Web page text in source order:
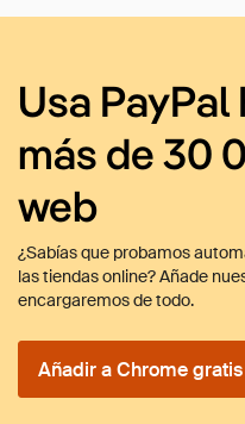
Usa PayPal
más de 30
web
¿Sabías que probamos
las tiendas online? Añade
encargaremos de todo.
Añadir a Chrome gratis